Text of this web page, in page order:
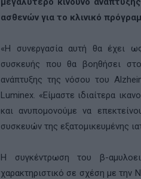
ασθενών για το κλινικό
«Η συνεργασία αυτή θα έχει
συσκευής που θα βοηθήσει
ανάπτυξης της νόσου του
Luminex. «Είμαστε ιδιαίτερα
και ανυπομονούμε να
συσκευών της εξατομικευμένης
Η συγκέντρωση του β-
χαρακτηριστικό σε σχέση με την